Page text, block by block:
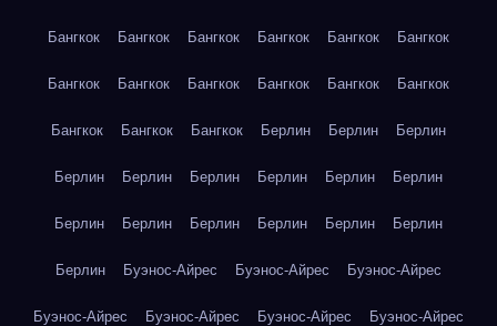
Бангкок Бангкок Бангкок Бангкок Бангкок Бангкок
Бангкок Бангкок Бангкок Бангкок Бангкок Бангкок
Бангкок Бангкок Бангкок Берлин Берлин Берлин
Берлин Берлин Берлин Берлин Берлин Берлин
Берлин Берлин Берлин Берлин Берлин Берлин
Берлин Буэнос-Айрес Буэнос-Айрес Буэнос-Айрес
Буэнос-Айрес Буэнос-Айрес Буэнос-Айрес Буэнос-Айрес